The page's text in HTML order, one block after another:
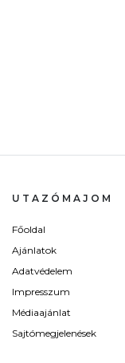
UTAZÓMAJOM
Főoldal
Ajánlatok
Adatvédelem
Impresszum
Médiaajánlat
Sajtómegjelenések